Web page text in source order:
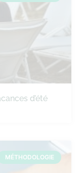
d’été
MÉTHODOLOGIE